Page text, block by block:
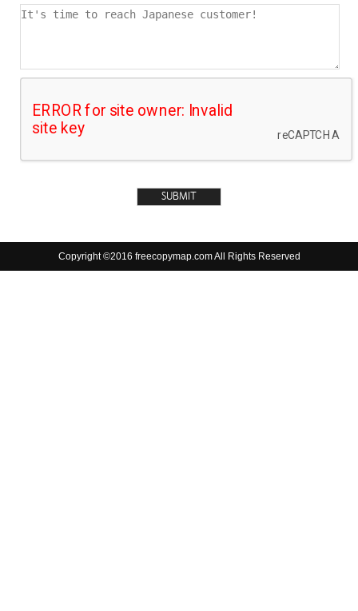
Copyright ©2016 freecopymap.com All Rights Reserved